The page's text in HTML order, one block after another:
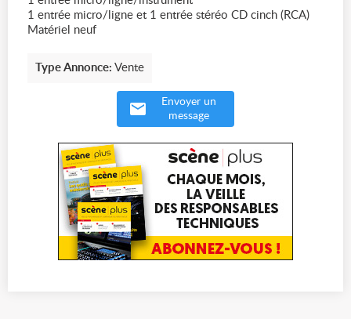
1 entrée micro/ligne et 1 entrée stéréo CD cinch (RCA)
Matériel neuf
Type Annonce: Vente
Envoyer un
message